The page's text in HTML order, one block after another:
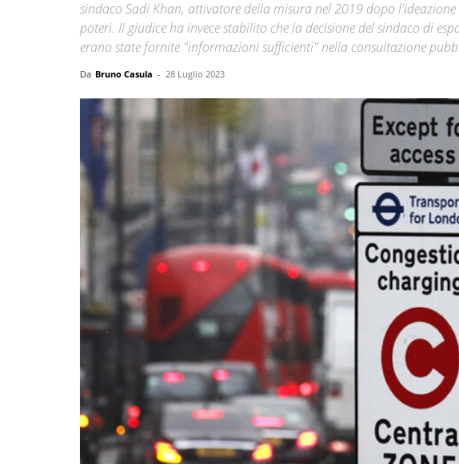
sindaco Sadi Khan, attivatore della misura nel 2019 dopo l'ideazione
poteri. Il giudice ha invece stabilito che la decisione del sindaco di
erano state fornite "informazioni sufficienti" nella consultazione
Da Bruno Casula - 28 Luglio 2023